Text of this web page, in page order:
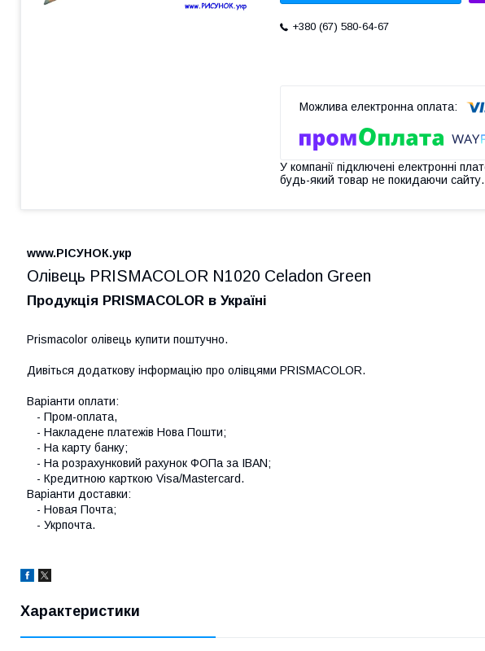
+380 (67) 580-64-67
У компанії підключені електронні
будь-який товар не покидаючи сайту.
www.РІСУНОК.укр
Олівець PRISMACOLOR N1020 Celadon Green
Продукція PRISMACOLOR в Україні
Prismacolor олівець купити поштучно.
Дивіться додаткову інформацію про олівцями PRISMACOLOR.
Варіанти оплати:
- Пром-оплата,
- Накладене платежів Нова Пошти;
- На карту банку;
- На розрахунковий рахунок ФОПа за IBAN;
- Кредитною карткою Visa/Mastercard.
Варіанти доставки:
- Новая Почта;
- Укрпочта.
Характеристики